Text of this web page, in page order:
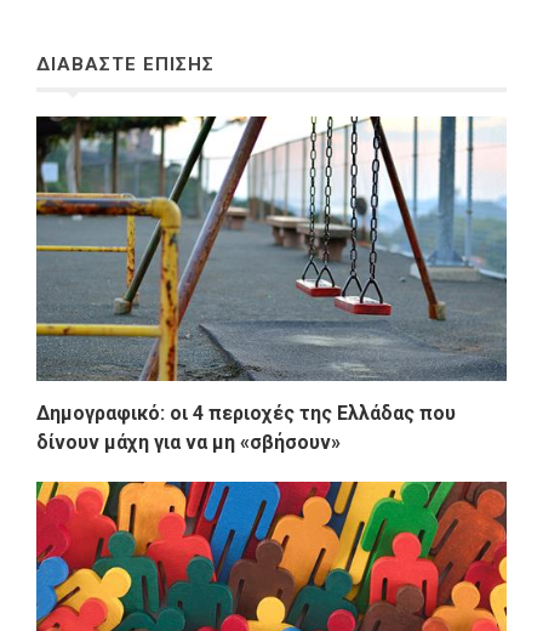
ΔΙΑΒΑΣΤΕ ΕΠΙΣΗΣ
Δημογραφικό: οι 4 περιοχές της Ελλάδας που
δίνουν μάχη για να μη «σβήσουν»